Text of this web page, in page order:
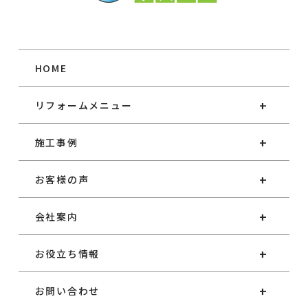
HOME
リフォームメニュー
施工事例
お客様の声
会社案内
お役立ち情報
お問い合わせ